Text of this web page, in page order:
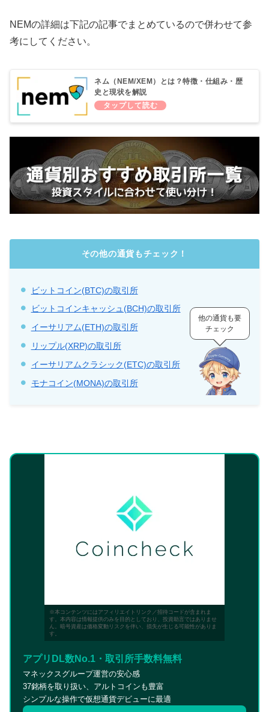
NEMの詳細は下記の記事でまとめているので併わせて参
考にしてください。
ネム（NEM/XEM）とは？特徴・仕組み・歴
史と現状を解説
その他の通貨もチェック！
ビットコイン(BTC)の取引所
ビットコインキャッシュ(BCH)の取引所
イーサリアム(ETH)の取引所
リップル(XRP)の取引所
イーサリアムクラシック(ETC)の取引所
モナコイン(MONA)の取引所
他の通貨も要
チェック
※本コンテンツにはアフィリエイトリンク／招待コードが含まれま
す。本内容は情報提供のみを目的としており、投資助言ではありませ
ん。暗号資産は価格変動リスクを伴い、損失が生じる可能性がありま
す。
アプリDL数No.1・取引所手数料無料
マネックスグループ運営の安心感
37銘柄を取り扱い、アルトコインも豊富
シンプルな操作で仮想通貨デビューに最適